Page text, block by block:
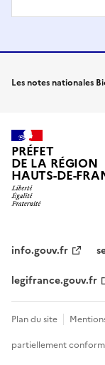
Les notes nationales
PRÉFET
DE LA RÉGION
HAUTS-DE-
info.gouv.fr
legifrance.gouv.fr
Plan du site
partiellement